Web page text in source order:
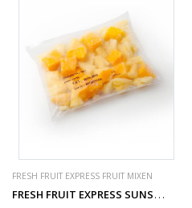
FRESH FRUIT EXPRESS FRUIT MIXEN
F
RESH FRUIT EXPRESS SUNSHINE SMOOTHIE FRUITMIX